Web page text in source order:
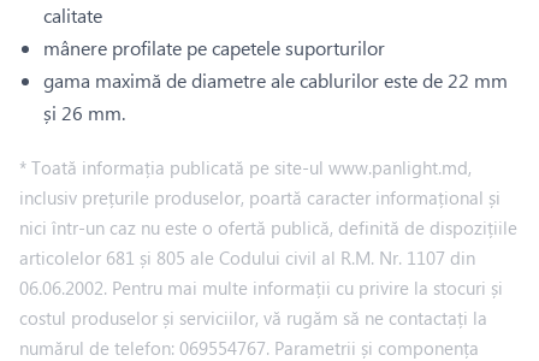
calitate
mânere profilate pe capetele suporturilor
gama maximă de diametre ale cablurilor este de 22 mm
și 26 mm.
* Toată informația publicată pe site-ul www.panlight.md,
inclusiv prețurile produselor, poartă caracter informațional și
nici într-un caz nu este o ofertă publică, definită de dispozițiile
articolelor 681 și 805 ale Codului civil al R.M. Nr. 1107 din
06.06.2002. Pentru mai multe informații cu privire la stocuri și
costul produselor și serviciilor, vă rugăm să ne contactați la
numărul de telefon: 069554767. Parametrii și componența